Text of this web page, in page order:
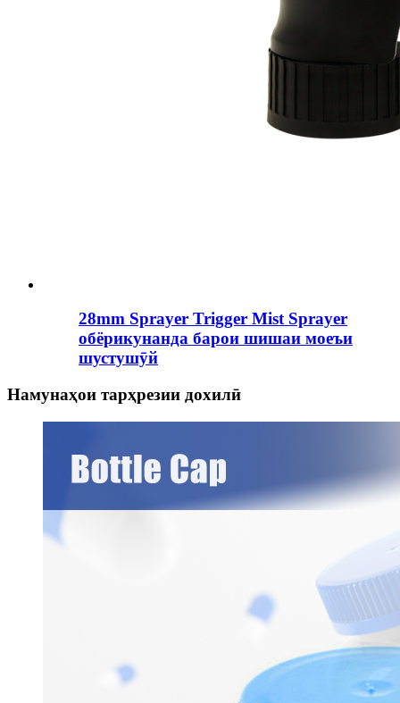
28mm Sprayer Trigger Mist Sprayer
обёрикунанда барои шишаи моеъи
шустушӯй
Намунаҳои тарҳрезии дохилӣ